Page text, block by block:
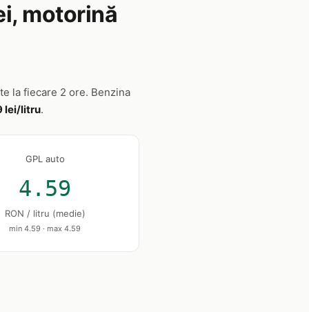
motorină
la fiecare 2 ore. Benzina
lei/litru.
GPL auto
4.59
RON / litru (medie)
min 4.59 · max 4.59